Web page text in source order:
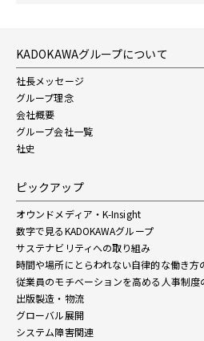
KADOKAWAグループについて
社長メッセージ
グループ理念
会社概要
グループ会社一覧
社史
ピックアップ
オウンドメディア・K-Insight
数字で見るKADOKAWAグループ
サステナビリティへの取り組み
時間や場所にとらわれない自律的な働き方
従業員のモチベーションを高める人事制度
出版製造・物流
グローバル展開
システム障害関連